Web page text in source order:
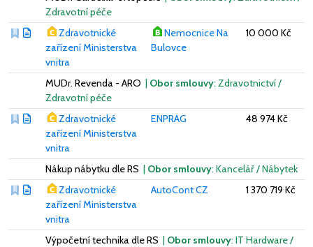
Zdravotní péče
Zdravotnické
zařízení Ministerstva
vnitra
Nemocnice Na
Bulovce
10 000 Kč
MUDr. Revenda - ARO | Obor smlouvy: Zdravotnictví /
Zdravotní péče
Zdravotnické
zařízení Ministerstva
vnitra
ENPRAG 48 974 Kč
Nákup nábytku dle RS | Obor smlouvy: Kancelář / Nábytek
Zdravotnické
zařízení Ministerstva
vnitra
AutoCont CZ 1 370 719 Kč
Výpočetní technika dle RS | Obor smlouvy: IT Hardware /